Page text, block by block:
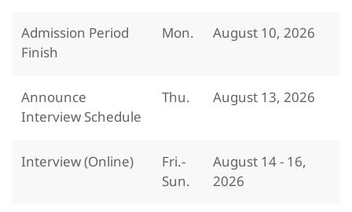
Admission Period
Finish
Mon. August 10, 2026
Announce
Interview Schedule
Thu. August 13, 2026
Interview (Online)
Fri.-
Sun.
August 14 - 16,
2026